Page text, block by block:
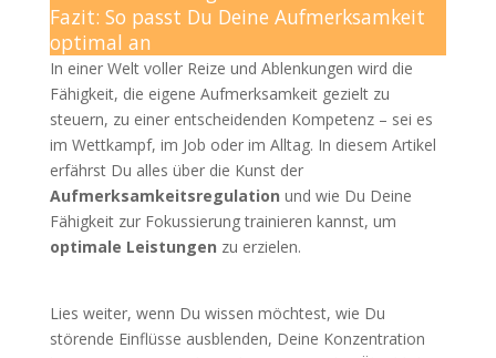
Fazit: So passt Du Deine Aufmerksamkeit
optimal an
In einer Welt voller Reize und Ablenkungen wird die
Fähigkeit, die eigene Aufmerksamkeit gezielt zu
steuern, zu einer entscheidenden Kompetenz – sei es
im Wettkampf, im Job oder im Alltag. In diesem Artikel
erfährst Du alles über die Kunst der
Aufmerksamkeitsregulation und wie Du Deine
Fähigkeit zur Fokussierung trainieren kannst, um
optimale Leistungen zu erzielen.
Lies weiter, wenn Du wissen möchtest, wie Du
störende Einflüsse ausblenden, Deine Konzentration